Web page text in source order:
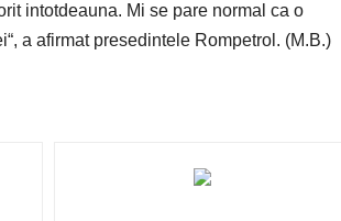
intotdeauna. Mi se pare normal ca o
a afirmat presedintele Rompetrol. (M.B.)